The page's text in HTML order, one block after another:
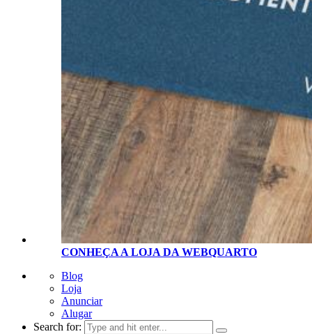
CONHEÇA A LOJA DA WEBQUARTO
Blog
Loja
Anunciar
Alugar
Search for: